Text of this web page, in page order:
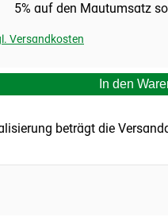
5% auf den Mautumsatz
Versandkosten
In den
beträgt die